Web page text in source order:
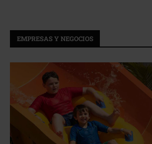
EMPRESAS Y NEGOCIOS